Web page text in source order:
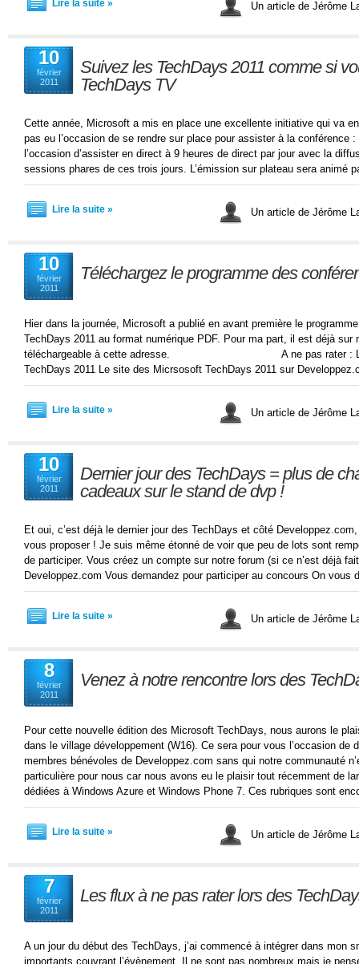
Lire la suite » Un article de Jérôme
10
février
2011
Suivez les TechDays 2011 comme si
TechDays TV
Cette année, Microsoft a mis en place une excellente initiative qui va en
pas eu l’occasion de se rendre sur place pour assister à la conférence
l’occasion d’assister en direct à 9 heures de direct par jour avec la
sessions phares de ces trois jours. L’émission sur plateau sera animé
Lire la suite » Un article de Jérôme
10
février
2011
Téléchargez le programme des
Hier dans la journée, Microsoft a publié en avant première le
TechDays 2011 au format numérique PDF. Pour ma part, il est déjà sur
téléchargeable à cette adresse. A ne pas rater : Le
TechDays 2011 Le site des Micrsosoft TechDays 2011 sur
Lire la suite » Un article de Jérôme
10
février
2011
Dernier jour des TechDays = plus de
cadeaux sur le stand de dvp !
Et oui, c’est déjà le dernier jour des TechDays et côté
vous proposer ! Je suis même étonné de voir que peu de lots sont
de participer. Vous créez un compte sur notre forum (si ce n’est déjà
Developpez.com Vous demandez pour participer au concours On
Lire la suite » Un article de Jérôme
8
février
2011
Venez à notre rencontre lors des
Pour cette nouvelle édition des Microsoft TechDays, nous aurons le
dans le village développement (W16). Ce sera pour vous l’occasion de
membres bénévoles de Developpez.com sans qui notre communauté
particulière pour nous car nous avons eu le plaisir tout récemment de
dédiées à Windows Azure et Windows Phone 7. Ces rubriques sont
Lire la suite » Un article de Jérôme
7
février
2011
Les flux à ne pas rater lors des
A un jour du début des TechDays, j’ai commencé à intégrer dans mon
importants couvrant l’évènement. Il ne sont pas nombreux mais je